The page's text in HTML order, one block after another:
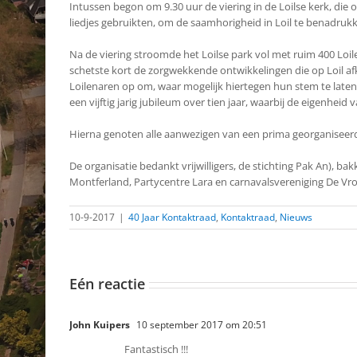
Intussen begon om 9.30 uur de viering in de Loilse kerk,
liedjes gebruikten, om de saamhorigheid in Loil te
Na de viering stroomde het Loilse park vol met ruim 400
schetste kort de zorgwekkende ontwikkelingen die op Loil
Loilenaren op om, waar mogelijk hiertegen hun stem te
een vijftig jarig jubileum over tien jaar, waarbij de
Hierna genoten alle aanwezigen van een prima
De organisatie bedankt vrijwilligers, de stichting Pak An),
Montferland, Partycentre Lara en carnavalsvereniging De
10-9-2017 | 40 Jaar Kontaktraad, Kontaktraad, Nieuws
Eén reactie
John Kuipers 10 september 2017 om 20:51
Fantastisch !!!